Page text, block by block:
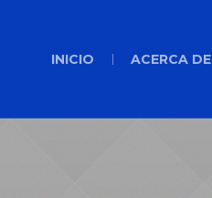
INICIO ACERCA DE